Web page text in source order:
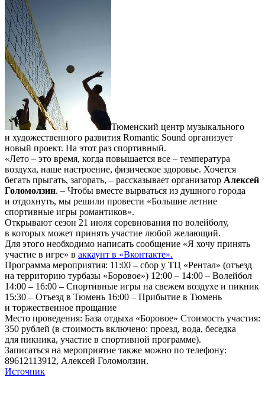
Тюменский центр музыкального
и художественного развития Romantic Sound организует
новый проект. На этот раз спортивный.
«Лето – это время, когда повышается все – температура
воздуха, наше настроение, физическое здоровье. Хочется
бегать прыгать, загорать, – рассказывает организатор Алексей
Голомолзин. – Чтобы вместе вырваться из душного города
и отдохнуть, мы решили провести «Большие летние
спортивные игры романтиков».
Открывают сезон 21 июля соревнования по волейболу,
в которых может принять участие любой желающий.
Для этого необходимо написать сообщение «Я хочу принять
участие в игре» в аккаунт в «Вконтакте».
Программа мероприятия: 11:00 – сбор у ТЦ «Рентал» (отъезд
на территорию турбазы «Боровое») 12:00 – 14:00 – Волейбол
14:00 – 16:00 – Спортивные игры на свежем воздухе и пикник
15:30 – Отъезд в Тюмень 16:00 – Прибытие в Тюмень
и торжественное прощание
Место проведения: База отдыха «Боровое» Стоимость участия:
350 рублей (в стоимость включено: проезд, вода, беседка
для пикника, участие в спортивной программе).
Записаться на мероприятие также можно по телефону:
89612113912, Алексей Голомолзин.
Источник